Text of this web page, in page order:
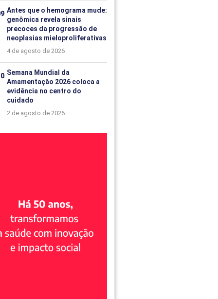
Antes que o hemograma mude:
genômica revela sinais
precoces da progressão de
neoplasias mieloproliferativas
4 de agosto de 2026
Semana Mundial da
Amamentação 2026 coloca a
evidência no centro do
cuidado
2 de agosto de 2026